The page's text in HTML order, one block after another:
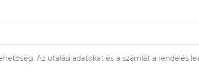
Az utalási adatokat és a számlát a rendelés